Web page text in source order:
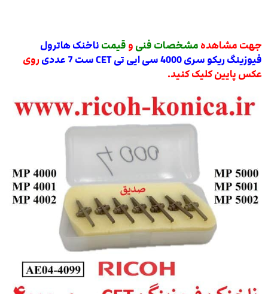
جهت مشاهده مشخصات فنی و قیمت ناخنک هاترول
فیوزینگ ریکو سری 4000 سی ایی تی CET ست 7 عددی
روی
عکس پایین کلیک کنید.